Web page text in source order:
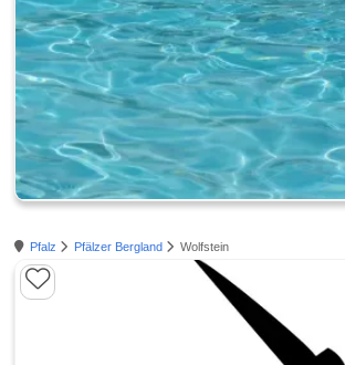
Pfalz Pfälzer Bergland Wolfstein